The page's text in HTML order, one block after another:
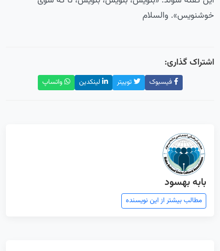
خوشنویس». والسلام
اشتراک گذاری:
فیسبوک توییتر لینکدین واتساپ
بابه بهسود
مطالب بیشتر از این نویسنده